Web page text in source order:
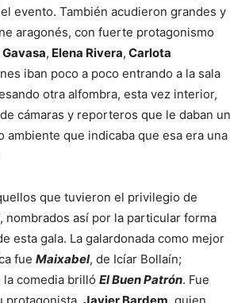
evento. También acudieron grandes y
aragonés, con fuerte protagonismo
, Elena Rivera, Carlota
iban poco a poco entrando a la sala
otra alfombra, esta vez interior,
cámaras y reporteros que le daban un
ambiente que indicaba que esa era una
que tuvieron el privilegio de
nombrados así por la particular forma
esta gala. La galardonada como mejor
fue Maixabel, de Icíar Bollaín;
comedia brilló El Buen Patrón. Fue